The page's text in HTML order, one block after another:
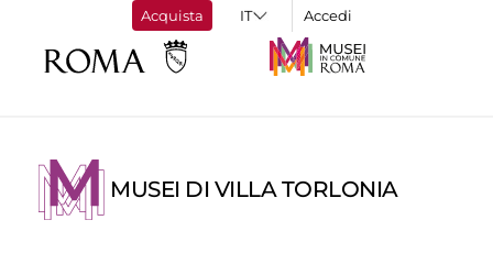
Acquista Accedi
MUSEI DI VILLA TORLONIA